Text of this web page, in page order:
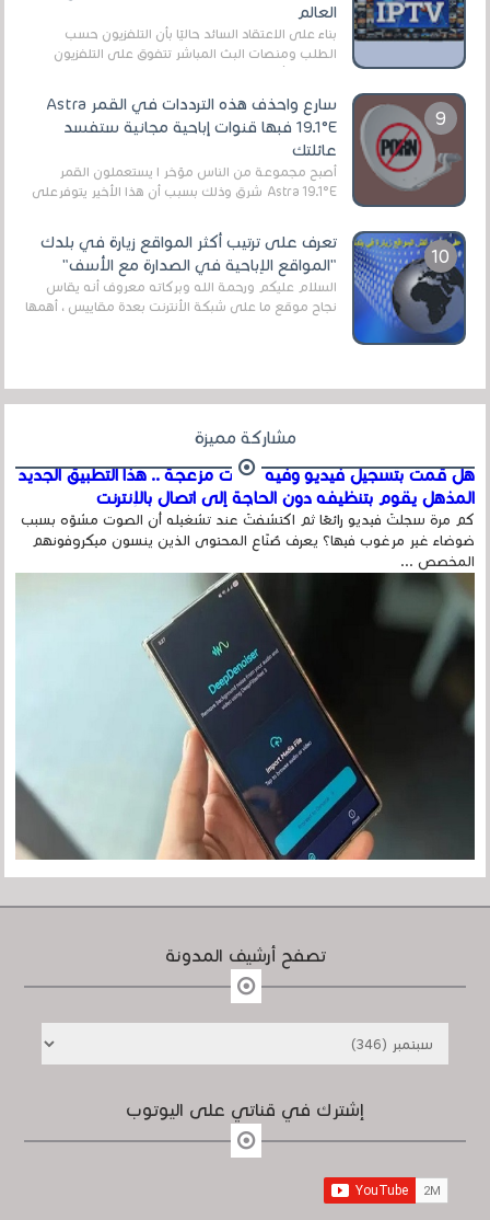
العالم
بناءً على الاعتقاد السائد حاليًا بأن التلفزيون حسب
الطلب ومنصات البث المباشر تتفوق على التلفزيون
الرقمي الأرضي التقليدي، يُعدّ IPTV-org خيار...
سارع واحذف هذه الترددات في القمر Astra
19.1°E فبها قنوات إباحية مجانية ستفسد
عائلتك
أصبح مجموعة من الناس مؤخر ا يستعملون القمر
Astra 19.1°E شرق وذلك بسبب أن هذا الأخير يتوفرعلى
تعرف على ترتيب أكثر المواقع زيارة في بلدك
"المواقع الإباحية في الصدارة مع الأسف"
السلام عليكم ورحمة الله وبركاته معروف أنه يقاس
نجاح موقع ما على شبكة الأنترنت بعدة مقاييس ، أهمها
مشاركة مميزة
هل قمت بتسجيل فيديو وفيه أصوت مزعجة .. هذا التطبيق الجديد
المذهل يقوم بتنظيفه دون الحاجة إلى اتصال بالإنترنت
كم مرة سجلتَ فيديو رائعًا ثم اكتشفتَ عند تشغيله أن الصوت مشوّه بسبب
ضوضاء غير مرغوب فيها؟ يعرف صُنّاع المحتوى الذين ينسون ميكروفونهم
المخصص ...
تصفح أرشيف المدونة
إشترك في قناتي على اليوتوب